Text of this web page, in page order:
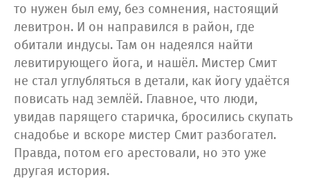
то нужен был ему, без сомнения, настоящий
левитрон. И он направился в район, где
обитали индусы. Там он надеялся найти
левитирующего йога, и нашёл. Мистер Смит
не стал углубляться в детали, как йогу удаётся
повисать над землёй. Главное, что люди,
увидав парящего старичка, бросились скупать
снадобье и вскоре мистер Смит разбогател.
Правда, потом его арестовали, но это уже
другая история.